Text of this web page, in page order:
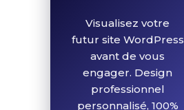
Visualisez votre
futur site WordPress
avant de vous
engager. Design
professionnel
personnalisé, 100%
obligation.
Demander
Ma
Maquette →